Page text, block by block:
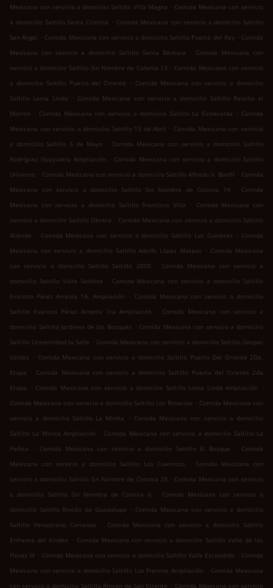
Mexicana con servicio a domicilio Saltillo Villa Magna . Comida Mexicana con servicio
a domicilio Saltillo Santa Cristina . Comida Mexicana con servicio a domicilio Saltillo
San Ángel . Comida Mexicana con servicio a domicilio Saltillo Puerta del Rey . Comida
Mexicana con servicio a domicilio Saltillo Santa Bárbara
. Comida Mexicana con
servicio a domicilio Saltillo Sin Nombre de Colonia 13 . Comida Mexicana con servicio
a domicilio Saltillo Puerta del Oriente
. Comida Mexicana con servicio a domicilio
Saltillo Loma Linda
. Comida Mexicana con servicio a domicilio Saltillo Rancho el
Morillo
. Comida Mexicana con servicio a domicilio Saltillo La Esmeralda . Comida
Mexicana con servicio a domicilio Saltillo 15 de Abril . Comida Mexicana con servicio
a domicilio Saltillo 5 de Mayo
. Comida Mexicana con servicio a domicilio Saltillo
Rodríguez Guayulera Ampliación . Comida Mexicana con servicio a domicilio Saltillo
Universo . Comida Mexicana con servicio a domicilio Saltillo Alfredo V. Bonfil . Comida
Mexicana con servicio a domicilio Saltillo Sin Nombre de Colonia 14
.
Comida
Mexicana con servicio a domicilio Saltillo Francisco Villa
. Comida Mexicana con
servicio a domicilio Saltillo Obrera . Comida Mexicana con servicio a domicilio Saltillo
Allende
. Comida Mexicana con servicio a domicilio Saltillo Las Cumbres . Comida
Mexicana con servicio a domicilio Saltillo Adolfo López Mateos
. Comida Mexicana
con servicio a domicilio Saltillo Saltillo 2000
. Comida Mexicana con servicio a
domicilio Saltillo Valle Satélite
. Comida Mexicana con servicio a domicilio Saltillo
Evaristo Pérez Arreola 1A. Ampliación
. Comida Mexicana con servicio a domicilio
Saltillo Evaristo Pérez Arreola 1ra Ampliación
. Comida Mexicana con servicio a
domicilio Saltillo Jardines de los Bosques . Comida Mexicana con servicio a domicilio
Saltillo Universidad la Salle . Comida Mexicana con servicio a domicilio Saltillo Gaspar
Valdez . Comida Mexicana con servicio a domicilio Saltillo Puerta Del Oriente 2Da.
Etapa
. Comida Mexicana con servicio a domicilio Saltillo Puerta del Oriente 2da
Etapa
. Comida Mexicana con servicio a domicilio Saltillo Loma Linda Ampliación
.
Comida Mexicana con servicio a domicilio Saltillo Los Rosarios . Comida Mexicana con
servicio a domicilio Saltillo La Minita
. Comida Mexicana con servicio a domicilio
Saltillo La Minita Ampliación
. Comida Mexicana con servicio a domicilio Saltillo La
Peñita
. Comida Mexicana con servicio a domicilio Saltillo El Bosque . Comida
Mexicana con servicio a domicilio Saltillo Los Cuernitos
. Comida Mexicana con
servicio a domicilio Saltillo Sin Nombre de Colonia 28 . Comida Mexicana con servicio
a domicilio Saltillo Sin Nombre de Colonia 6
. Comida Mexicana con servicio a
domicilio Saltillo Rincón de Guadalupe
. Comida Mexicana con servicio a domicilio
Saltillo Venustiano Carranza
. Comida Mexicana con servicio a domicilio Saltillo
Enfrente del kindee . Comida Mexicana con servicio a domicilio Saltillo Valle de las
Flores III . Comida Mexicana con servicio a domicilio Saltillo Valle Escondido . Comida
Mexicana con servicio a domicilio Saltillo Los Fresnos Ampliación . Comida Mexicana
con servicio a domicilio Saltillo Rincón de San Vicente . Comida Mexicana con servicio